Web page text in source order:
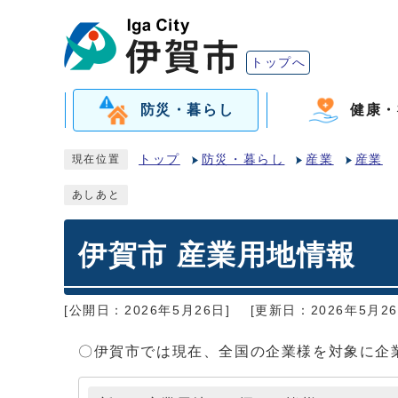
トップへ
防災・暮らし 健康
現在位置 トップ 防災・暮らし 産業 産業
あしあと
伊賀市 産業用地情報
[公開日：2026年5月26日] [更新日：2026年5月
〇伊賀市では現在、全国の企業様を対象に